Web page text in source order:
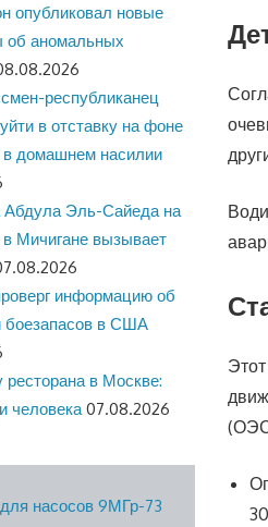
опубликовал новые
об аномальных
республиканец
в отставку на фоне
в домашнем насилии
Абдула Эль-Сайеда на
в Мичигане вызывает
информацию об
боезапасов в США
ресторана в Москве:
человека 07.08.2026
насосов 9МГр-73